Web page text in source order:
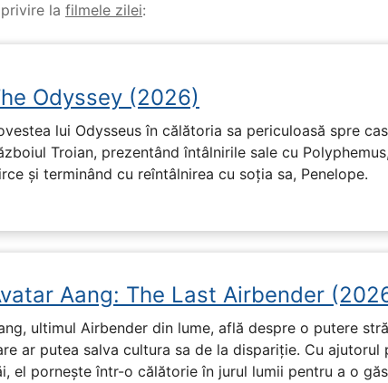
la filmele zilei:
Odyssey (2026)
lui Odysseus în călătoria sa periculoasă spre
Troian, prezentând întâlnirile sale cu
și terminând cu reîntâlnirea cu soția sa, Penelope.
Aang: The Last Airbender
ultimul Airbender din lume, află despre o putere
ar putea salva cultura sa de la dispariție. Cu ajutorul
el pornește într-o călătorie în jurul lumii pentru a o